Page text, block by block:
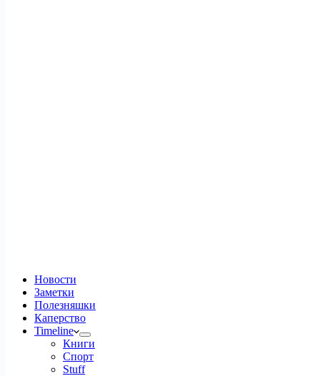
Новости
Заметки
Полезняшки
Каперство
Timeline
Книги
Спорт
Stuff